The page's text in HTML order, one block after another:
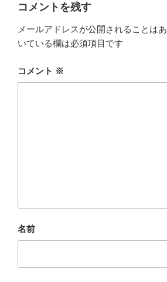
コメントを残す
メールアドレスが公開されることはあ
いている欄は必須項目です
コメント ※
名前